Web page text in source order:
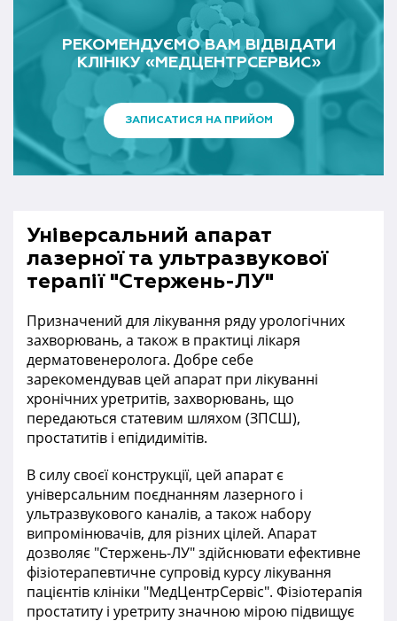
РЕКОМЕНДУЄМО ВАМ ВІДВІДАТИ
КЛІНІКУ «МЕДЦЕНТРСЕРВИС»
ЗАПИСАТИСЯ НА ПРИЙОМ
Універсальний апарат
лазерної та ультразвукової
терапії "Стержень-ЛУ"
Призначений для лікування ряду урологічних
захворювань, а також в практиці лікаря
дерматовенеролога. Добре себе
зарекомендував цей апарат при лікуванні
хронічних уретритів, захворювань, що
передаються статевим шляхом (ЗПСШ),
простатитів і епідидимітів.
В силу своєї конструкції, цей апарат є
універсальним поєднанням лазерного і
ультразвукового каналів, а також набору
випромінювачів, для різних цілей. Апарат
дозволяє "Стержень-ЛУ" здійснювати ефективне
фізіотерапевтичне супровід курсу лікування
пацієнтів клініки "МедЦентрСервіс". Фізіотерапія
простатиту і уретриту значною мірою підвищує